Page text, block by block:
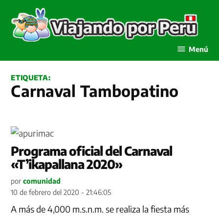
contenido
Menú
ETIQUETA:
Carnaval Tambopatino
Programa oficial del Carnaval
«T’ikapallana 2020»
por comunidad
10 de febrero del 2020 - 21:46:05
A más de 4,000 m.s.n.m. se realiza la fiesta más